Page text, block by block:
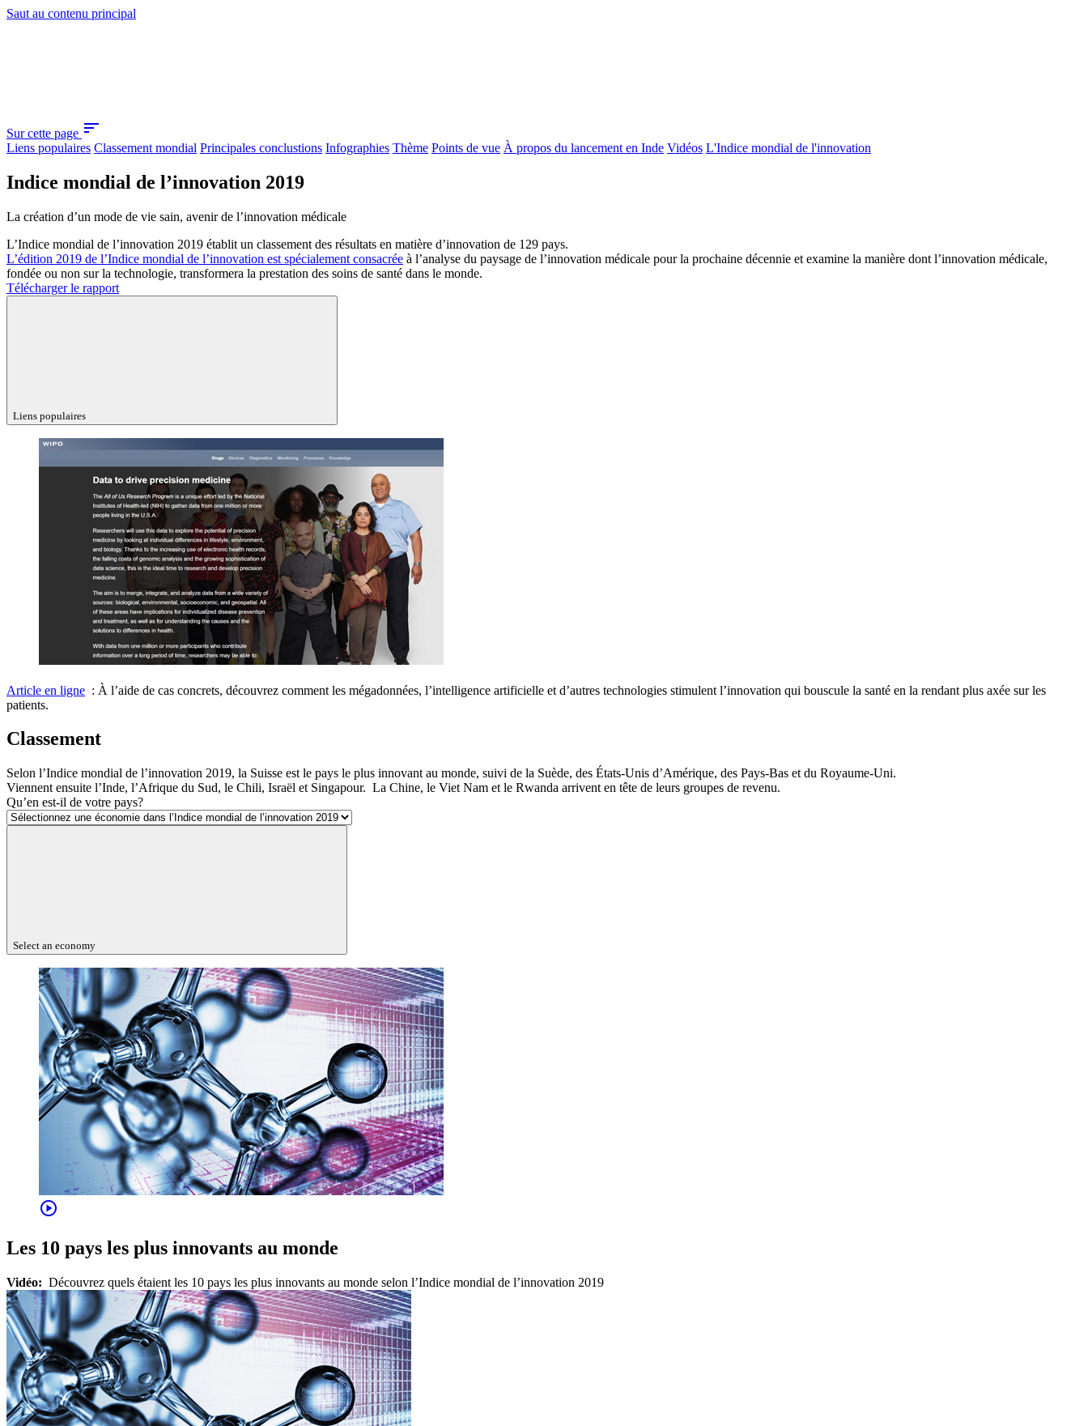
Saut au contenu principal
Sur cette page sort
Liens populaires Classement mondial Principales conclustions Infographies Thème Points de vue À propos du lancement en Inde Vidéos L'Indice mondial de l'innovation
Indice mondial de l’innovation 2019
La création d’un mode de vie sain, avenir de l’innovation médicale
L’Indice mondial de l’innovation 2019 établit un classement des résultats en matière d’innovation de 129 pays.
L’édition 2019 de l’Indice mondial de l’innovation est spécialement consacrée à l’analyse du paysage de l’innovation médicale pour la prochaine décennie et examine la manière dont l’innovation médicale,
fondée ou non sur la technologie, transformera la prestation des soins de santé dans le monde.
Télécharger le rapport
Liens populaires
Article en ligne : À l’aide de cas concrets, découvrez comment les mégadonnées, l’intelligence artificielle et d’autres technologies stimulent l’innovation qui bouscule la santé en la rendant plus axée sur les
patients.
Classement
Selon l’Indice mondial de l’innovation 2019, la Suisse est le pays le plus innovant au monde, suivi de la Suède, des États-Unis d’Amérique, des Pays-Bas et du Royaume-Uni.
Viennent ensuite l’Inde, l’Afrique du Sud, le Chili, Israël et Singapour. La Chine, le Viet Nam et le Rwanda arrivent en tête de leurs groupes de revenu.
Qu’en est-il de votre pays?
Select an economy
play_circle
Les 10 pays les plus innovants au monde
Vidéo: Découvrez quels étaient les 10 pays les plus innovants au monde selon l’Indice mondial de l’innovation 2019